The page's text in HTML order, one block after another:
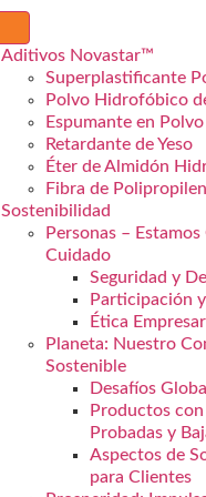
Aditivos Novastar™
Superplastificante
Polvo Hidrofóbico
Espumante en Polvo
Retardante de Yeso
Éter de Almidón
Fibra de
Sostenibilidad
Personas –
Cuidado
Seguridad y
Participación
Ética
Planeta: Nuestro
Sostenible
Desafíos
Productos
Probadas y
Aspectos de
para Clientes